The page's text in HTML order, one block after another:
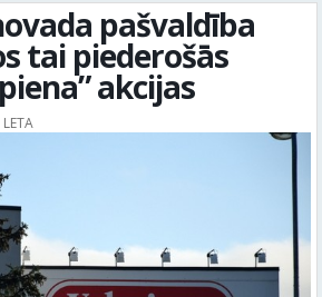
pašvaldība
tai piederošās
akcijas
LETA